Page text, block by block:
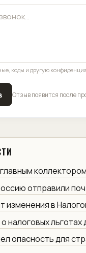
коды и другую
Отзыв появится после
отправили
изменения в
налоговых
опасность для